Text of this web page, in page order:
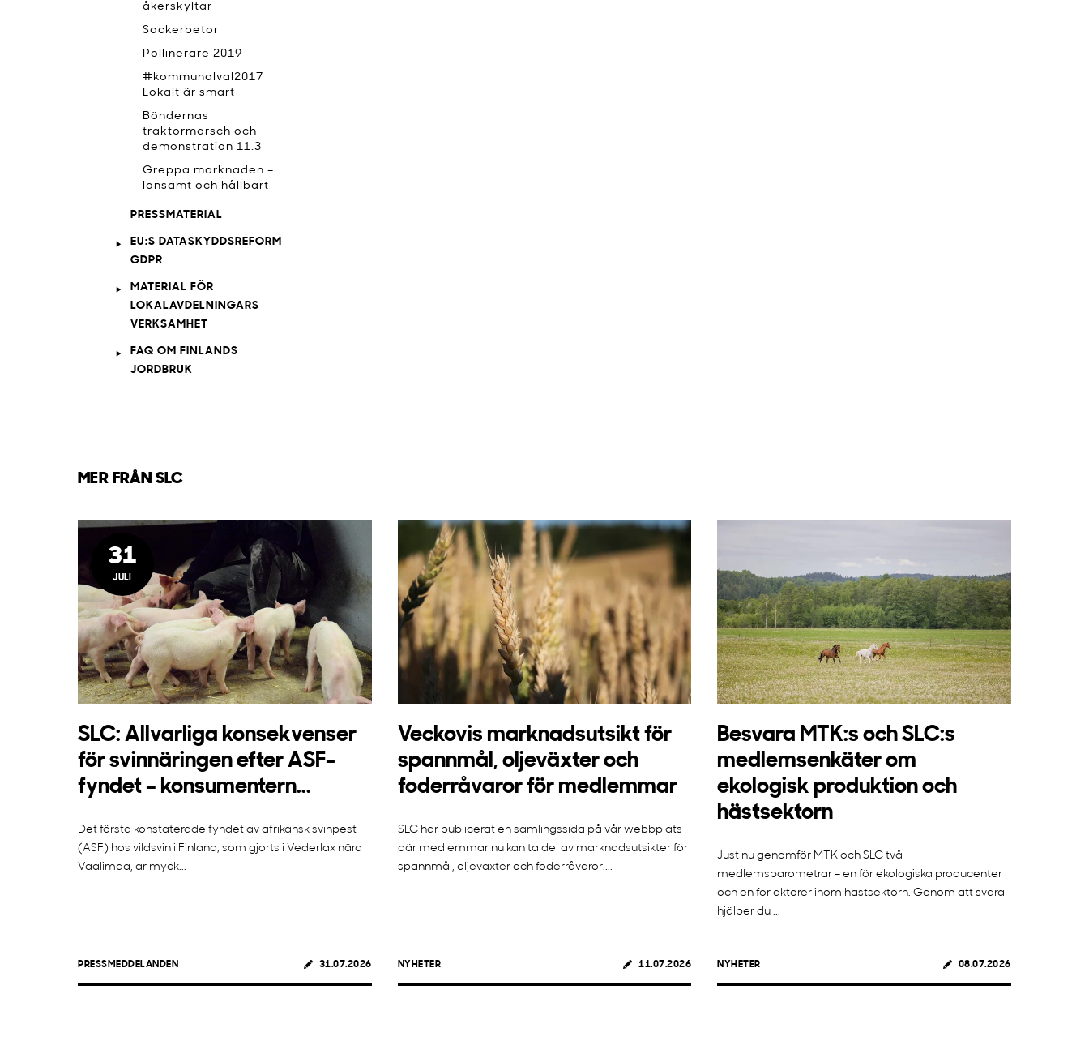
åkerskyltar
Sockerbetor
Pollinerare 2019
#kommunalval2017
Lokalt är smart
Böndernas
traktormarsch och
demonstration 11.3
Greppa marknaden –
lönsamt och hållbart
PRESSMATERIAL
EU:S DATASKYDDSREFORM
GDPR
MATERIAL FÖR
LOKALAVDELNINGARS
VERKSAMHET
FAQ OM FINLANDS
JORDBRUK
MER FRÅN SLC
31
JULI
SLC: Allvarliga konsekvenser
för svinnäringen efter ASF-
fyndet – konsumentern...
Det första konstaterade fyndet av afrikansk svinpest
(ASF) hos vildsvin i Finland, som gjorts i Vederlax nära
Vaalimaa, är myck...
PRESSMEDDELANDEN 31.07.2026
Veckovis marknadsutsikt för
spannmål, oljeväxter och
foderråvaror för medlemmar
SLC har publicerat en samlingssida på vår webbplats
där medlemmar nu kan ta del av marknadsutsikter för
spannmål, oljeväxter och foderråvaror....
NYHETER 11.07.2026
Besvara MTK:s och SLC:s
medlemsenkäter om
ekologisk produktion och
hästsektorn
Just nu genomför MTK och SLC två
medlemsbarometrar – en för ekologiska producenter
och en för aktörer inom hästsektorn. Genom att svara
hjälper du ...
NYHETER 08.07.2026